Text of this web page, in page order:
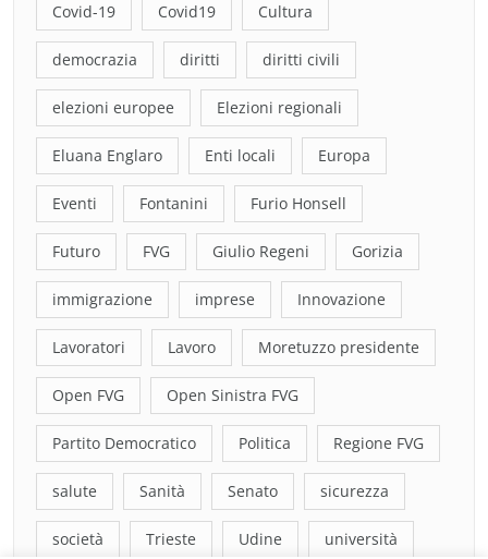
Covid-19 Covid19 Cultura
democrazia diritti diritti civili
elezioni europee Elezioni regionali
Eluana Englaro Enti locali Europa
Eventi Fontanini Furio Honsell
Futuro FVG Giulio Regeni Gorizia
immigrazione imprese Innovazione
Lavoratori Lavoro Moretuzzo presidente
Open FVG Open Sinistra FVG
Partito Democratico Politica Regione FVG
salute Sanità Senato sicurezza
società Trieste Udine università